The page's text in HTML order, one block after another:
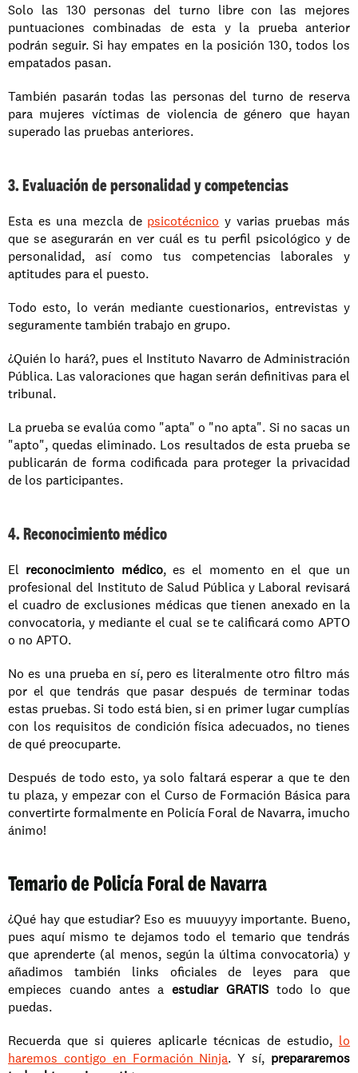
Solo las 130 personas del turno libre con las mejores
puntuaciones combinadas de esta y la prueba anterior
podrán seguir. Si hay empates en la posición 130, todos los
empatados pasan.
También pasarán todas las personas del turno de reserva
para mujeres víctimas de violencia de género que hayan
superado las pruebas anteriores.
3. Evaluación de personalidad y competencias
Esta es una mezcla de psicotécnico y varias pruebas más
que se asegurarán en ver cuál es tu perfil psicológico y de
personalidad, así como tus competencias laborales y
aptitudes para el puesto.
Todo esto, lo verán mediante cuestionarios, entrevistas y
seguramente también trabajo en grupo.
¿Quién lo hará?, pues el Instituto Navarro de Administración
Pública. Las valoraciones que hagan serán definitivas para el
tribunal.
La prueba se evalúa como "apta" o "no apta". Si no sacas un
"apto", quedas eliminado. Los resultados de esta prueba se
publicarán de forma codificada para proteger la privacidad
de los participantes.
4. Reconocimiento médico
El reconocimiento médico, es el momento en el que un
profesional del Instituto de Salud Pública y Laboral revisará
el cuadro de exclusiones médicas que tienen anexado en la
convocatoria, y mediante el cual se te calificará como APTO
o no APTO.
No es una prueba en sí, pero es literalmente otro filtro más
por el que tendrás que pasar después de terminar todas
estas pruebas. Si todo está bien, si en primer lugar cumplías
con los requisitos de condición física adecuados, no tienes
de qué preocuparte.
Después de todo esto, ya solo faltará esperar a que te den
tu plaza, y empezar con el Curso de Formación Básica para
convertirte formalmente en Policía Foral de Navarra, ¡mucho
ánimo!
Temario de Policía Foral de Navarra
¿Qué hay que estudiar? Eso es muuuyyy importante. Bueno,
pues aquí mismo te dejamos todo el temario que tendrás
que aprenderte (al menos, según la última convocatoria) y
añadimos también links oficiales de leyes para que
empieces cuando antes a estudiar GRATIS todo lo que
puedas.
Recuerda que si quieres aplicarle técnicas de estudio, lo
haremos contigo en Formación Ninja. Y sí, prepararemos